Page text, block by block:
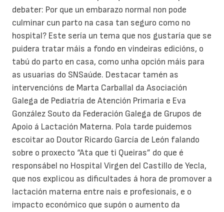
debater: Por que un embarazo normal non pode
culminar cun parto na casa tan seguro como no
hospital? Este sería un tema que nos gustaría que se
puidera tratar máis a fondo en vindeiras edicións, o
tabú do parto en casa, como unha opción máis para
as usuarias do SNSaúde. Destacar tamén as
intervencións de Marta Carballal da Asociación
Galega de Pediatría de Atención Primaria e Eva
González Souto da Federación Galega de Grupos de
Apoio á Lactación Materna. Pola tarde puidemos
escoitar ao Doutor Ricardo García de León falando
sobre o proxecto “Ata que ti Queiras” do que é
responsábel no Hospital Virgen del Castillo de Yecla,
que nos explicou as dificultades á hora de promover a
lactación materna entre nais e profesionais, e o
impacto económico que supón o aumento da